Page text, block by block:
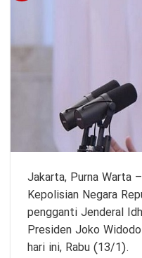
Jakarta, Purna Warta
Kepolisian Negara
pengganti Jenderal
Presiden Joko
hari ini, Rabu (13/1).